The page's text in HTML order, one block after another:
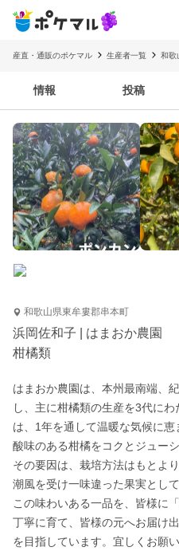
産直・通販のポケマル 生産者一覧 和歌
情報 投稿
和歌山県東牟婁郡串本町
浜岡佐和子 | はまおか農園
柑橘類
はまおか農園は、本州最南端、
し、主に柑橘類の生産を3代に
は、1年を通して温暖な気候に恵
酸味のある柑橘をコクとジュー
その要因は、栽培方法はもとよ
潮風を受け一味違った果実とし
この味わいある一品を、皆様に
丁寧に育て、皆様の元へお届け
を目指しています。宜しくお願い